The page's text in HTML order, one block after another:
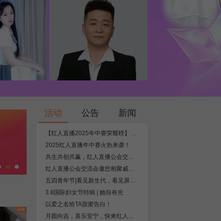
活动 公告 新闻
【红人直播2025年中赛荣耀榜】恭喜泽翰传媒登顶年中第一公会！恭喜所有获奖主播！
2025红人直播年中赛火热来袭！
共生共创共赢，红人直播公会交流会揭秘增长新路径
红人直播公会交流会邀您相聚威海！前抖快资深运营、抖音四星公会友情助阵，分享实战干货！
五四青年节|看见新生代，看见屏幕背后的主播
3.8国际妇女节特辑 | 她自有光
以爱之名给TA甜蜜告白！
月圆向吉，喜乐安宁，快来红人一起“吃”元宵！